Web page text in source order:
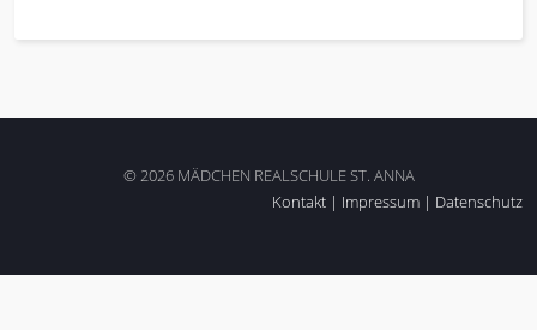
© 2026 MÄDCHEN REALSCHULE ST. ANNA
Kontakt | Impressum | Datenschutz